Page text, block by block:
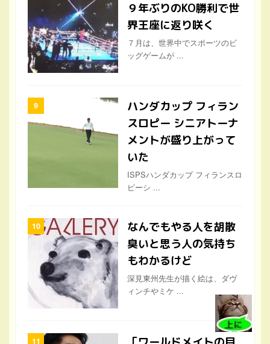
９年ぶりのKO勝利で世
界王座に返り咲く
７月は、世界中でスポーツのビ
ッグゲームが ...
ハンダカップ フィラン
スロピー シニアトーナ
メントが盛り上がって
いた
ISPSハンダカップ フィランスロ
ピーシ ...
なんでもやる人を胡散
臭いと思う人の気持ち
もわかるけど
深見東州先生が描く絵は、ダヴ
ィンチやミケ ...